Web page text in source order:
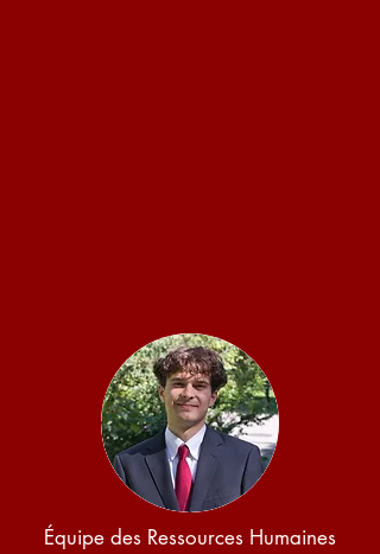
Équipe des Ressources Humaines